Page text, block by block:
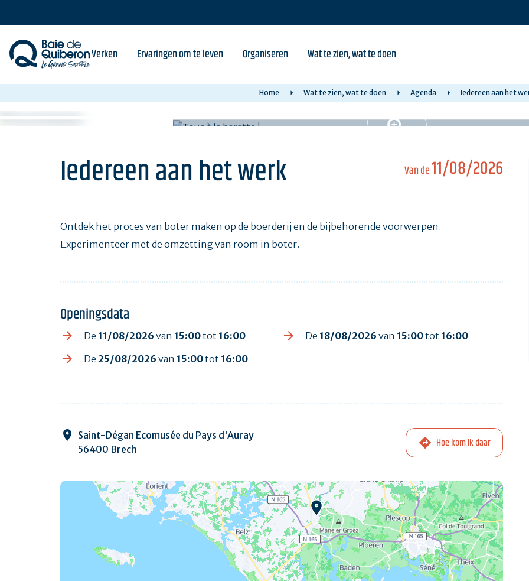
content
Verken Ervaringen om te leven Organiseren Wat te zien, wat te doen
Home Wat te zien, wat te doen Agenda Iedereen aan het
Van de11/08/2026
Iedereen aan het werk
Ontdek het proces van boter maken op de boerderij en de bijbehorende voorwerpen.
Experimenteer met de omzetting van room in boter.
Openingsdata
De 11/08/2026 van 15:00tot 16:00 De 18/08/2026 van 15:00tot 16:00
De 25/08/2026 van 15:00tot 16:00
Saint-Dégan Ecomusée du Pays d'Auray
56400 Brech
Hoe kom ik daar